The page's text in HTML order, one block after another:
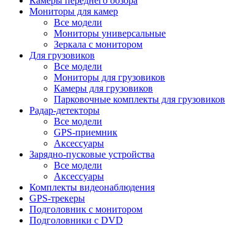
Мониторы для камер
Все модели
Мониторы универсальные
Зеркала с монитором
Для грузовиков
Все модели
Мониторы для грузовиков
Камеры для грузовиков
Парковочные комплекты для грузовиков
Радар-детекторы
Все модели
GPS-приемник
Аксессуары
Зарядно-пусковые устройства
Все модели
Аксессуары
Комплекты видеонаблюдения
GPS-трекеры
Подголовник с монитором
Подголовники с DVD